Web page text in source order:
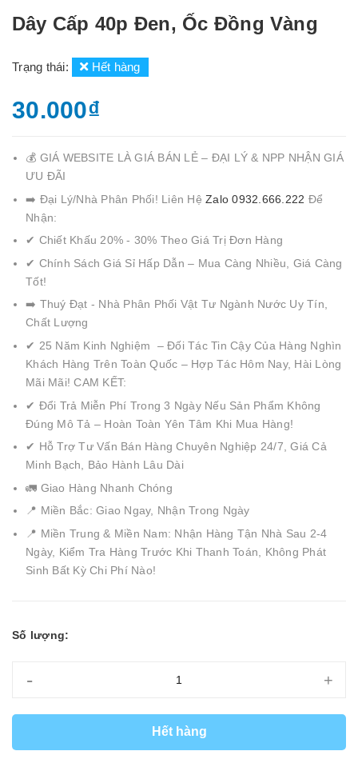
Dây Cấp 40p Đen, Ốc Đồng Vàng
Trạng thái: Hết hàng
30.000₫
💰 GIÁ WEBSITE LÀ GIÁ BÁN LẺ – ĐẠI LÝ & NPP NHẬN GIÁ
ƯU ĐÃI
➡️ Đại Lý/Nhà Phân Phối! Liên Hệ Zalo 0932.666.222 Để
Nhận:
✔ Chiết Khấu 20% - 30% Theo Giá Trị Đơn Hàng
✔ Chính Sách Giá Sỉ Hấp Dẫn – Mua Càng Nhiều, Giá Càng
Tốt!
➡️ Thuý Đạt - Nhà Phân Phối Vật Tư Ngành Nước Uy Tín,
Chất Lượng
✔ 25 Năm Kinh Nghiệm – Đối Tác Tin Cậy Của Hàng Nghìn
Khách Hàng Trên Toàn Quốc – Hợp Tác Hôm Nay, Hài Lòng
Mãi Mãi! CAM KẾT:
✔ Đổi Trả Miễn Phí Trong 3 Ngày Nếu Sản Phẩm Không
Đúng Mô Tả – Hoàn Toàn Yên Tâm Khi Mua Hàng!
✔ Hỗ Trợ Tư Vấn Bán Hàng Chuyên Nghiệp 24/7, Giá Cả
Minh Bạch, Bảo Hành Lâu Dài
🚛 Giao Hàng Nhanh Chóng
📍 Miền Bắc: Giao Ngay, Nhận Trong Ngày
📍 Miền Trung & Miền Nam: Nhận Hàng Tận Nhà Sau 2-4
Ngày, Kiểm Tra Hàng Trước Khi Thanh Toán, Không Phát
Sinh Bất Kỳ Chi Phí Nào!
Số lượng:
- +
Hết hàng